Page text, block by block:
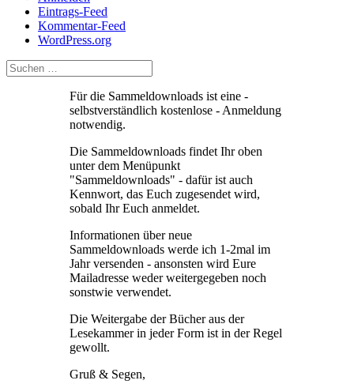
Eintrags-Feed
Kommentar-Feed
WordPress.org
Für die Sammeldownloads ist eine -
selbstverständlich kostenlose - Anmeldung
notwendig.
Die Sammeldownloads findet Ihr oben
unter dem Menüpunkt
"Sammeldownloads" - dafür ist auch
Kennwort, das Euch zugesendet wird,
sobald Ihr Euch anmeldet.
Informationen über neue
Sammeldownloads werde ich 1-2mal im
Jahr versenden - ansonsten wird Eure
Mailadresse weder weitergegeben noch
sonstwie verwendet.
Die Weitergabe der Bücher aus der
Lesekammer in jeder Form ist in der Regel
gewollt.
Gruß & Segen,